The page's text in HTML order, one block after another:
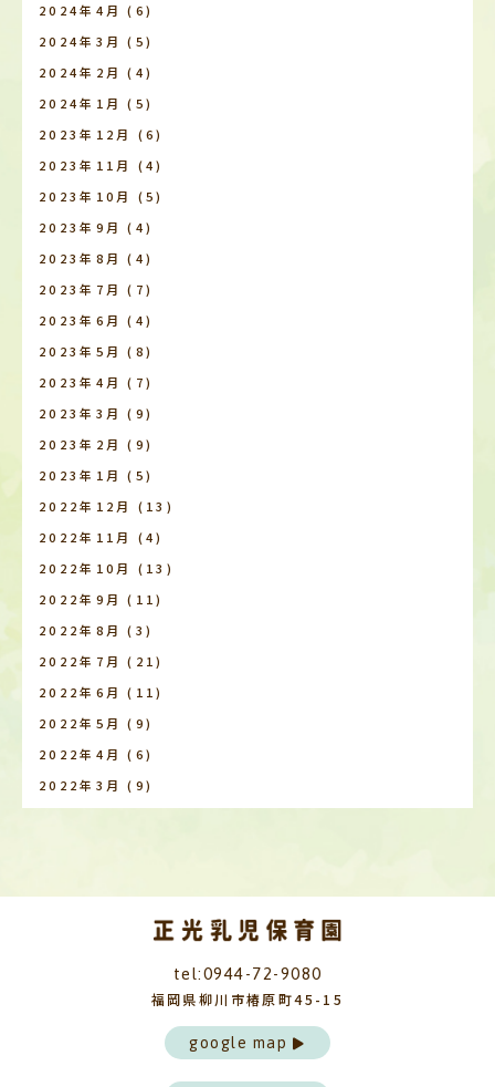
2024年4月 (6)
2024年3月 (5)
2024年2月 (4)
2024年1月 (5)
2023年12月
(6)
2023年11月
(4)
2023年10月
(5)
2023年9月 (4)
2023年8月 (4)
2023年7月 (7)
2023年6月 (4)
2023年5月 (8)
2023年4月 (7)
2023年3月 (9)
2023年2月 (9)
2023年1月 (5)
2022年12月
(13)
2022年11月
(4)
2022年10月
(13)
2022年9月 (11)
2022年8月 (3)
2022年7月 (21)
2022年6月 (11)
2022年5月 (9)
2022年4月 (6)
2022年3月 (9)
tel:0944-72-9080
福岡県柳川市椿原町45-15
google map